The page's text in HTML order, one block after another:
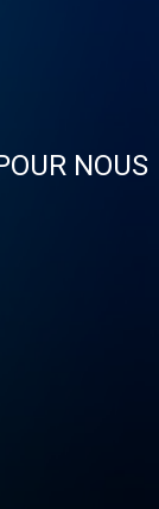
NOUS